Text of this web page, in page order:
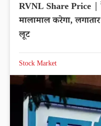
RVNL Share Price |
मालामाल करेगा,
लूट
Stock Market